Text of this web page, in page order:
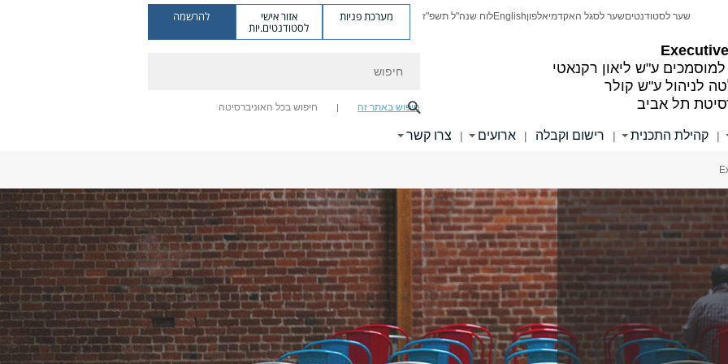
ע"ש ליאון רקנאטי
לניהול ע"ש קולר
תל אביב
שער לסטודנטיםשער לסגל האקדמיאלפוןEnglishלוח שנה"ל תשפ"ז מערכת פניות אזור אישי
לסטודנטים.יות
להרשמה
חיפוש באתר זה חיפוש בכל האוניברסיטה
| קהילת התכנית | רישום וקבלה | ארועים | צרו קשר